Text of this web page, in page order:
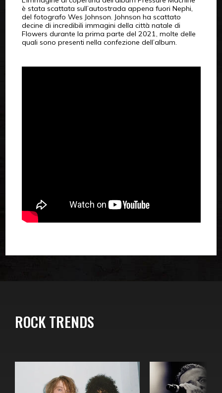
è stata scattata sull’autostrada appena fuori Nephi,
del fotografo Wes Johnson. Johnson ha scattato
decine di incredibili immagini della città natale di
Flowers durante la prima parte del 2021, molte delle
quali sono presenti nella confezione dell’album.
ROCK TRENDS